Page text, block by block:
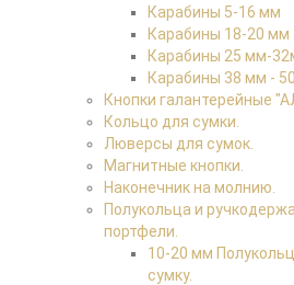
Карабины 5-16 мм
Карабины 18-20 мм
Карабины 25 мм-
Карабины 38 мм -
Кнопки галантерейные
Кольцо для сумки.
Люверсы для сумок.
Магнитные кнопки.
Наконечник на молнию.
Полукольца и
портфели.
10-20 мм
сумку.